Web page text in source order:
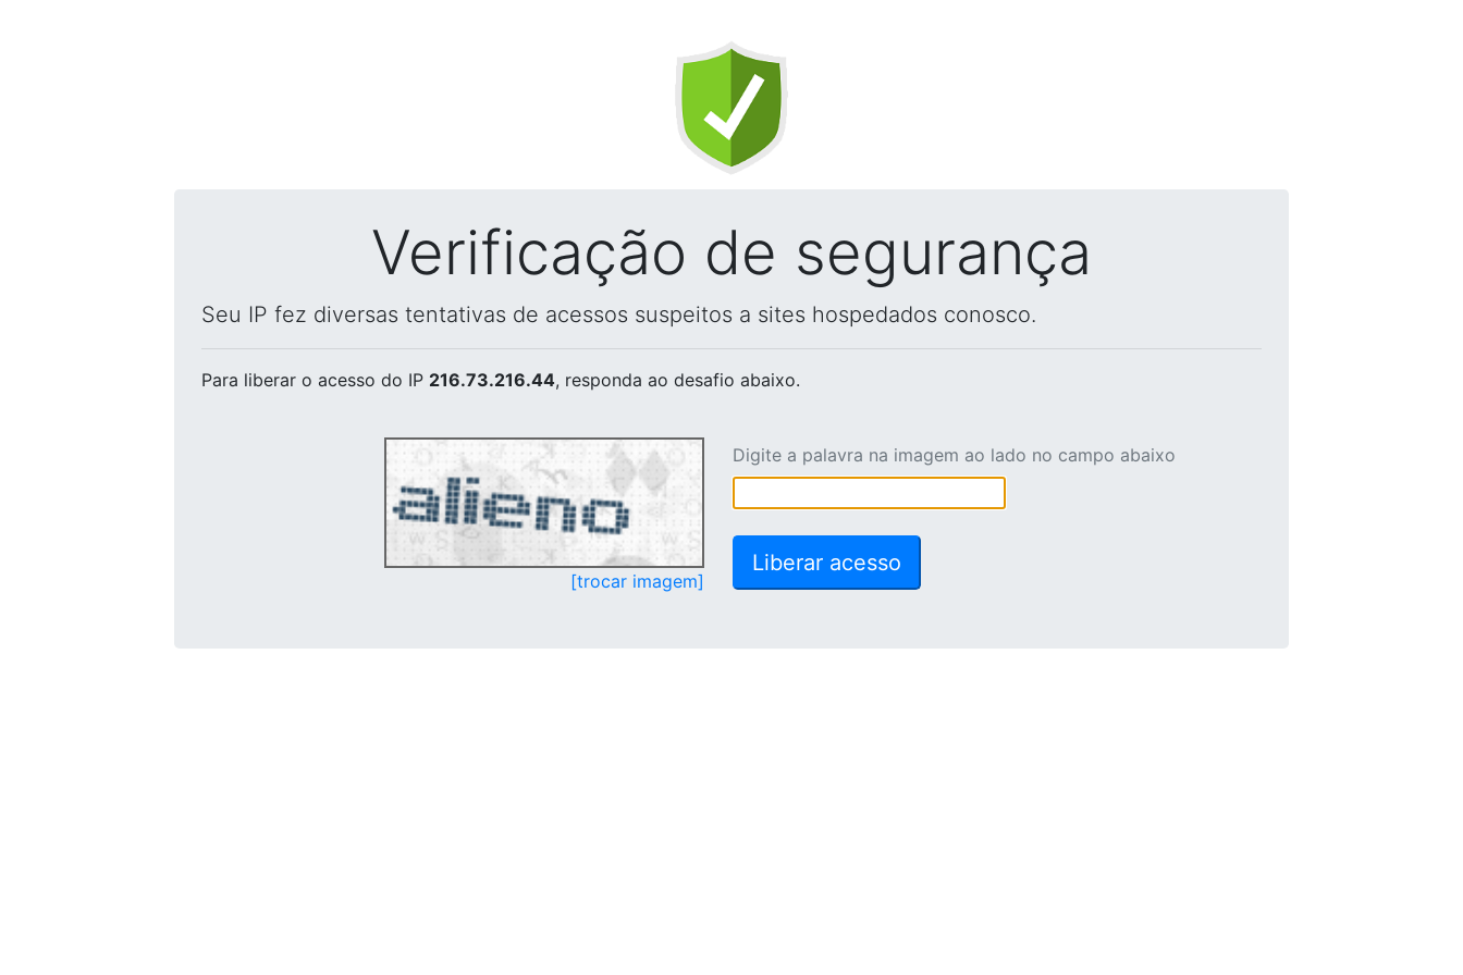
Verificação de segurança
Seu IP fez diversas tentativas de acessos suspeitos a sites hospedados conosco.
Para liberar o acesso do IP 216.73.216.44, responda ao desafio abaixo.
[trocar imagem]
Digite a palavra na imagem ao lado no campo abaixo